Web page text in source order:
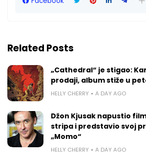
Related Posts
„Cathedral“ je stigao:
prodaji, album stiže u
HELLY CHERRY A DAY AGO
Džon Kjusak napustio
stripa i predstavio svoj
„Momo“
HELLY CHERRY A DAY AGO